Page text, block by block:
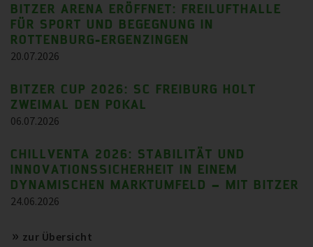
Referenzen
BITZER IN ACTION
Mehr anzeigen
BITZER Empfehlungen für zukunftssichere
DER PHASE-DOWN FÜR FLUORIERTE
KÄLTEMITTEL WIRD ZUM PHASE-OUT
Mehr anzeigen
Trainings und Seminare
SCHAUFLER ACADEMY -
TERMINÜBERSICHT
BITZER ARENA ERÖFFNET: FREILUFTHALLE
FÜR SPORT UND BEGEGNUNG IN
ROTTENBURG-ERGENZINGEN
20.07.2026
BITZER CUP 2026: SC FREIBURG HOLT
ZWEIMAL DEN POKAL
06.07.2026
CHILLVENTA 2026: STABILITÄT UND
INNOVATIONSSICHERHEIT IN EINEM
DYNAMISCHEN MARKTUMFELD – MIT BITZER
24.06.2026
zur Übersicht